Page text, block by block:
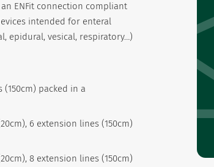
ENFit connection compliant
intended for enteral
epidural, vesical, respiratory…)
(150cm) packed in a
6 extension lines (150cm)
8 extension lines (150cm)